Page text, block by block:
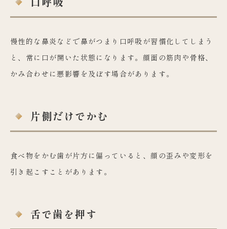
慢性的な鼻炎などで鼻がつまり口呼吸が習慣化してしまう
と、常に口が開いた状態になります。顔面の筋肉や骨格、
かみ合わせに悪影響を及ぼす場合があります。
片側だけでかむ
食べ物をかむ歯が片方に偏っていると、顔の歪みや変形を
引き起こすことがあります。
舌で歯を押す